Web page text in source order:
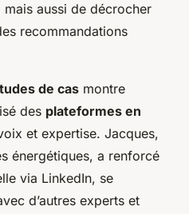
mais aussi de décrocher
recommandations
de cas montre
des plateformes en
et expertise. Jacques,
énergétiques, a renforcé
via LinkedIn, se
d’autres experts et